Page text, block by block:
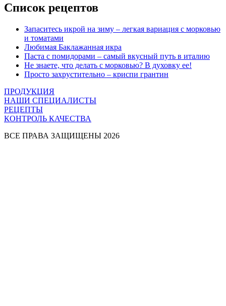
Список рецептов
Запаситесь икрой на зиму – легкая вариация с морковью
и томатами
Любимая Баклажанная икра
Паста с помидорами – самый вкусный путь в италию
Не знаете, что делать с морковью? В духовку ее!
Просто захрустительно – криспи грантин
ПРОДУКЦИЯ
НАШИ СПЕЦИАЛИСТЫ
РЕЦЕПТЫ
КОНТРОЛЬ КАЧЕСТВА
ВСЕ ПРАВА ЗАЩИЩЕНЫ 2026